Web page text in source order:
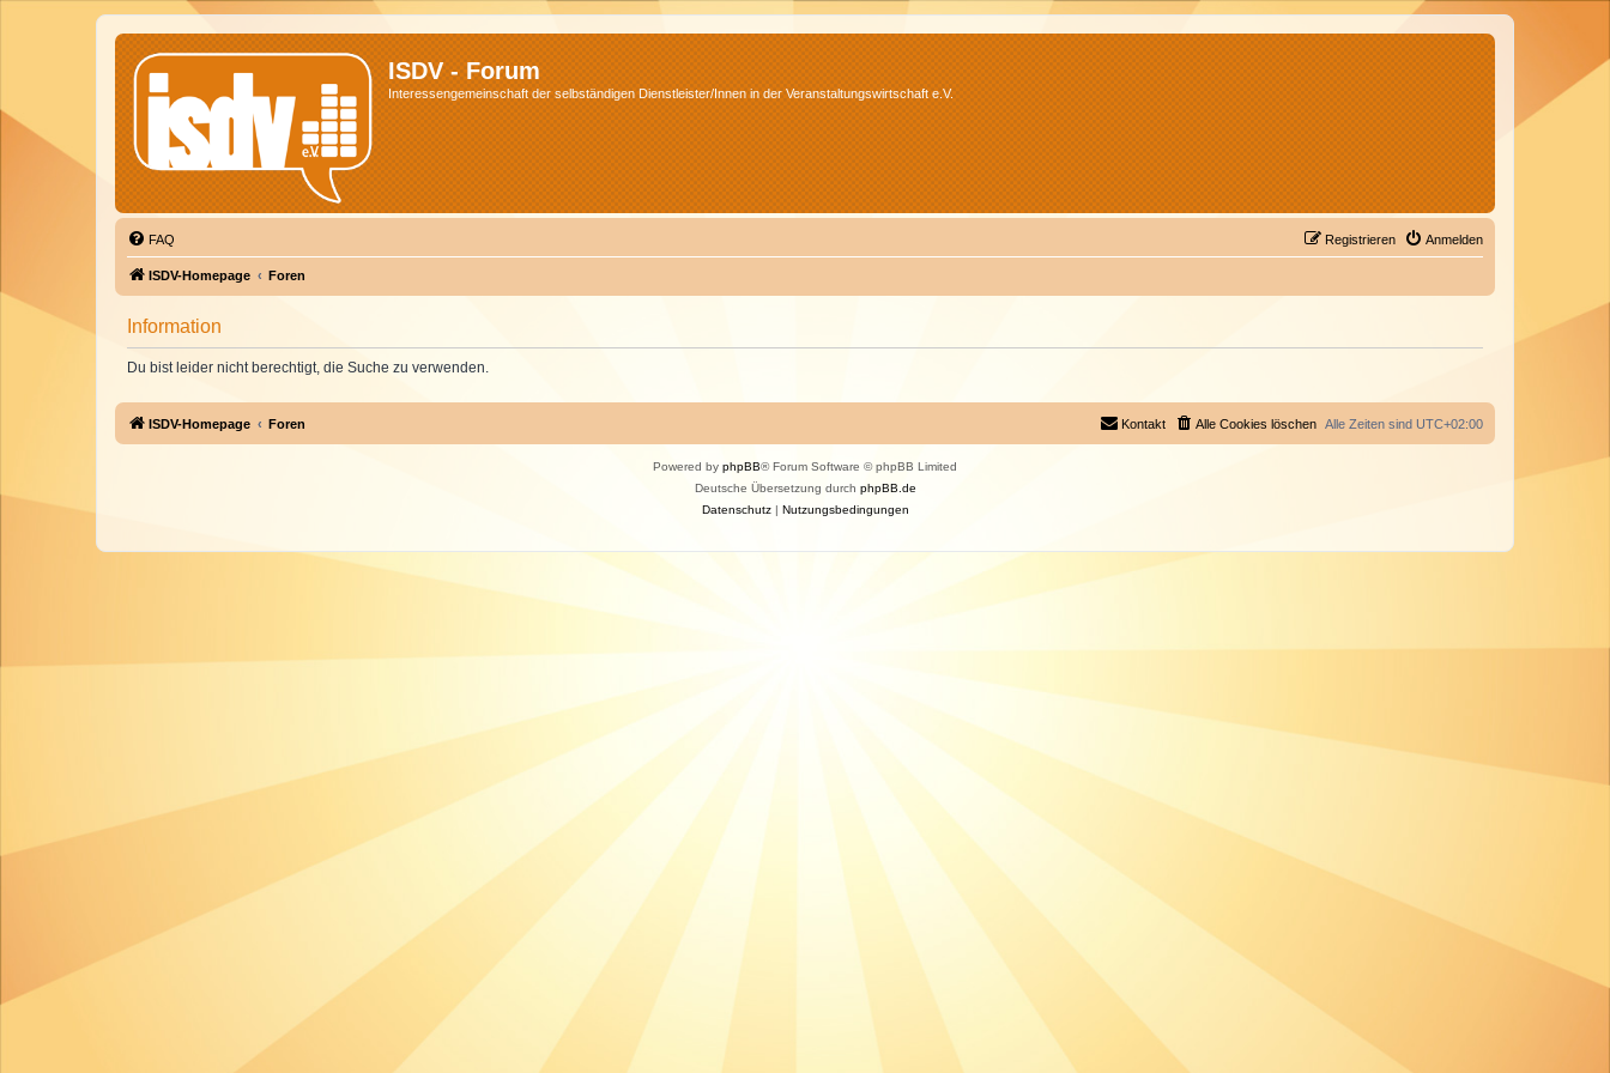
ISDV - Forum
Interessengemeinschaft der selbständigen Dienstleister/Innen in der Veranstaltungswirtschaft e.V.
FAQ Anmelden
Registrieren
ISDV-Homepage Foren
Information
Du bist leider nicht berechtigt, die Suche zu verwenden.
ISDV-Homepage Foren Alle Zeiten sind UTC+02:00
Alle Cookies löschen
Kontakt
Powered by phpBB® Forum Software © phpBB Limited
Deutsche Übersetzung durch phpBB.de
Datenschutz| Nutzungsbedingungen